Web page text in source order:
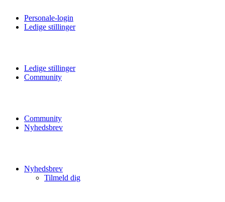
Ledige stillinger
Community
Nyhedsbrev
Tilmeld dig
Personale-login
Ledige stillinger
Community
Nyhedsbrev